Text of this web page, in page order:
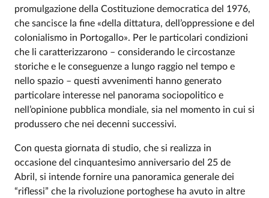
promulgazione della Costituzione democratica del 1976,
che sancisce la fine «della dittatura, dell’oppressione e del
colonialismo in Portogallo». Per le particolari condizioni
che li caratterizzarono – considerando le circostanze
storiche e le conseguenze a lungo raggio nel tempo e
nello spazio – questi avvenimenti hanno generato
particolare interesse nel panorama sociopolitico e
nell’opinione pubblica mondiale, sia nel momento in cui si
produssero che nei decenni successivi.
Con questa giornata di studio, che si realizza in
occasione del cinquantesimo anniversario del 25 de
Abril, si intende fornire una panoramica generale dei
“riflessi” che la rivoluzione portoghese ha avuto in altre